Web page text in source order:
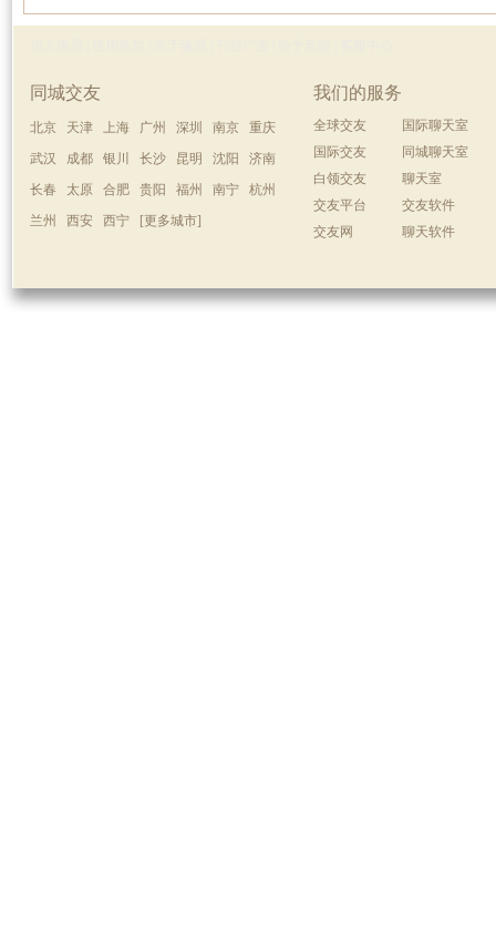
同城交友
北京 天津 上海 广州 深圳 南京
重庆
武汉
成都 银川 长沙 昆明 沈阳
济南
长春
太原 合肥 贵阳 福州 南宁
杭州
兰州
西安 西宁 [更多城市]
我们的服务
全球交友
国际交友
白领交友
交友平台
交友网
国际聊天室
同城聊天室
聊天室
交友软件
聊天软件